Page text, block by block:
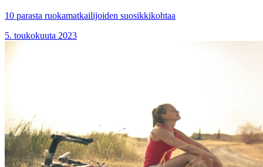
10 parasta ruokamatkailijoiden suosikkikohtaa
5. toukokuuta 2023